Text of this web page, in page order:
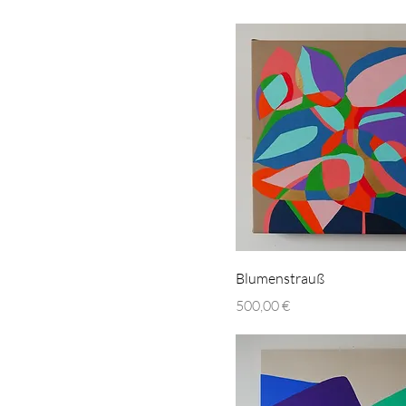
Blumenstrauß
Preis
500,00 €